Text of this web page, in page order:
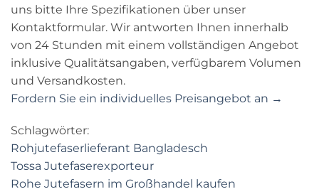
uns bitte Ihre Spezifikationen über unser
Kontaktformular. Wir antworten Ihnen innerhalb
von 24 Stunden mit einem vollständigen Angebot
inklusive Qualitätsangaben, verfügbarem Volumen
und Versandkosten.
Fordern Sie ein individuelles Preisangebot an →
Schlagwörter:
Rohjutefaserlieferant Bangladesch
Tossa Jutefaserexporteur
Rohe Jutefasern im Großhandel kaufen